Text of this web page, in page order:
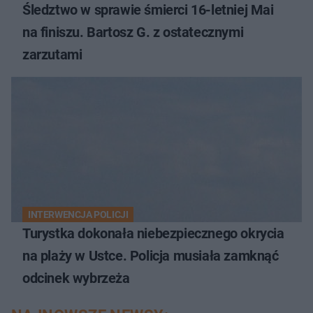
Śledztwo w sprawie śmierci 16-letniej Mai
na finiszu. Bartosz G. z ostatecznymi
zarzutami
INTERWENCJA POLICJI
Turystka dokonała niebezpiecznego okrycia
na plaży w Ustce. Policja musiała zamknąć
odcinek wybrzeża